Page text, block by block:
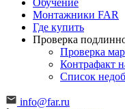
Монтажники FAR
Где купить
Проверка
Проверка
Контрафакт
Cписок
info@far.ru